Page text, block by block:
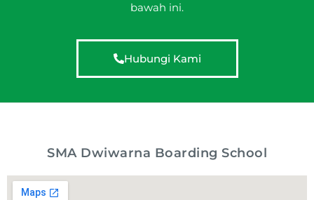
bawah ini.
Hubungi Kami
SMA Dwiwarna Boarding School